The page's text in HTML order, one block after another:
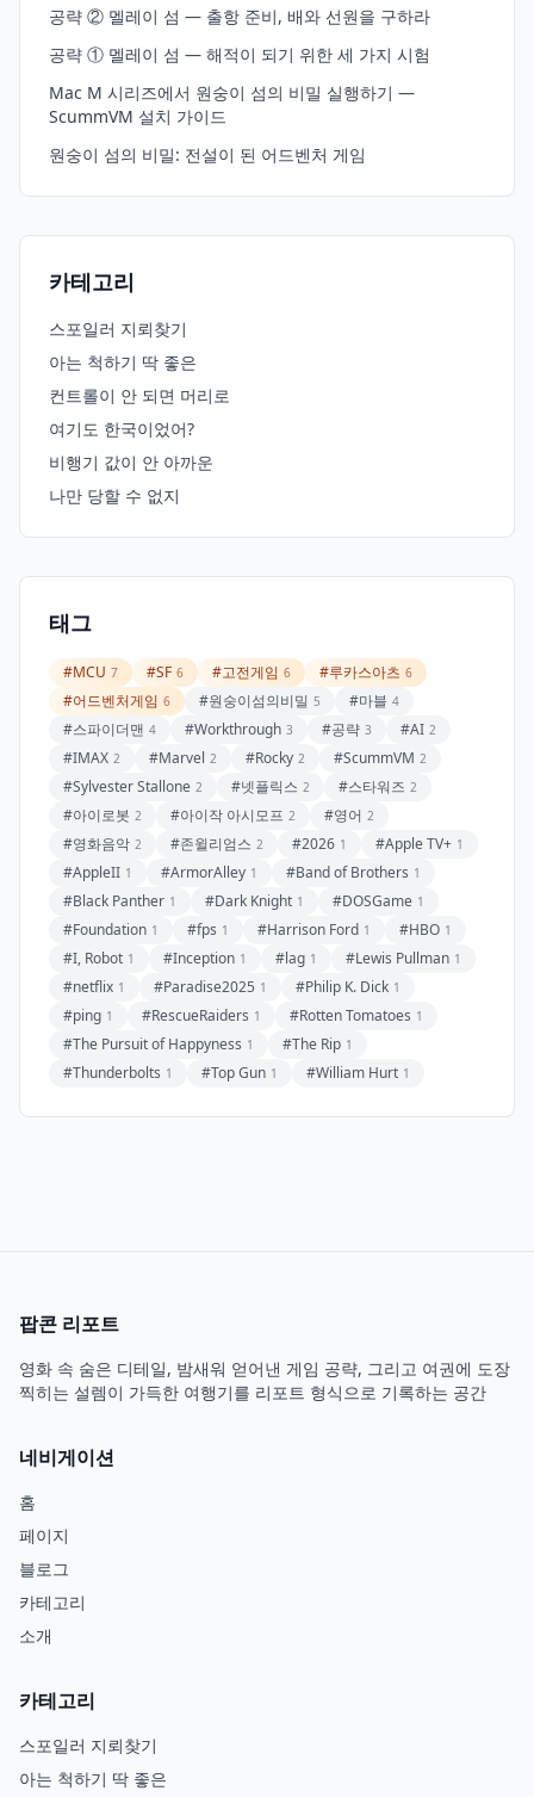
공략 ② 멜레이 섬 — 출항 준비, 배와 선원을 구하라
공략 ① 멜레이 섬 — 해적이 되기 위한 세 가지 시험
Mac M 시리즈에서 원숭이 섬의 비밀 실행하기 —
ScummVM 설치 가이드
원숭이 섬의 비밀: 전설이 된 어드벤처 게임
카테고리
스포일러 지뢰찾기
아는 척하기 딱 좋은
컨트롤이 안 되면 머리로
여기도 한국이었어?
비행기 값이 안 아까운
나만 당할 수 없지
태그
#MCU 7 #SF 6 #고전게임 6 #루카스아츠 6
#어드벤처게임 6 #원숭이섬의비밀 5 #마블 4
#스파이더맨 4 #Workthrough 3 #공략 3 #AI 2
#IMAX 2 #Marvel 2 #Rocky 2 #ScummVM 2
#Sylvester Stallone 2 #넷플릭스 2 #스타워즈 2
#아이로봇 2 #아이작 아시모프 2 #영어 2
#영화음악 2 #존윌리엄스 2 #2026 1 #Apple TV+ 1
#AppleII 1 #ArmorAlley 1 #Band of Brothers 1
#Black Panther 1 #Dark Knight 1 #DOSGame 1
#Foundation 1 #fps 1 #Harrison Ford 1 #HBO 1
#I, Robot 1 #Inception 1 #lag 1 #Lewis Pullman 1
#netflix 1 #Paradise2025 1 #Philip K. Dick 1
#ping 1 #RescueRaiders 1 #Rotten Tomatoes 1
#The Pursuit of Happyness 1 #The Rip 1
#Thunderbolts 1 #Top Gun 1 #William Hurt 1
팝콘 리포트
영화 속 숨은 디테일, 밤새워 얻어낸 게임 공략, 그리고 여권에 도장
찍히는 설렘이 가득한 여행기를 리포트 형식으로 기록하는 공간
네비게이션
홈
페이지
블로그
카테고리
소개
카테고리
스포일러 지뢰찾기
아는 척하기 딱 좋은